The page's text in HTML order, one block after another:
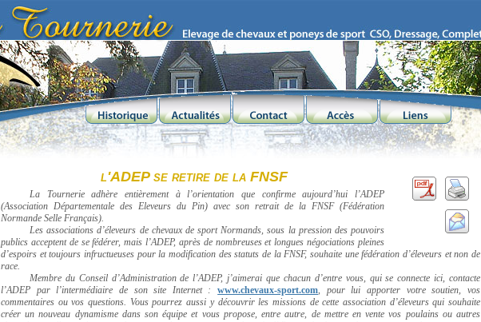
l'ADEP se retire de la FNSF
La Tournerie adhère entièrement à l’orientation que confirme aujourd’hui l’ADEP
(Association Départementale des Eleveurs du Pin) avec son retrait de la FNSF (Fédération
Normande Selle Français).
Les associations d’éleveurs de chevaux de sport Normands, sous la pression des pouvoirs
publics acceptent de se fédérer, mais l’ADEP, après de nombreuses et longues négociations pleines
d’espoirs et toujours infructueuses pour la modification des statuts de la FNSF, souhaite une fédération d’éleveurs et non de
race.
Membre du Conseil d’Administration de l’ADEP, j’aimerai que chacun d’entre vous, qui se connecte ici, contacte
l’ADEP par l’intermédiaire de son site Internet :www.chevaux-sport.com, pour lui apporter votre soutien, vos
commentaires ou vos questions. Vous pourrez aussi y découvrir les missions de cette association d’éleveurs qui souhaite
créer un nouveau dynamisme dans son équipe et vous propose, entre autre, de mettre en vente vos poulains ou autres